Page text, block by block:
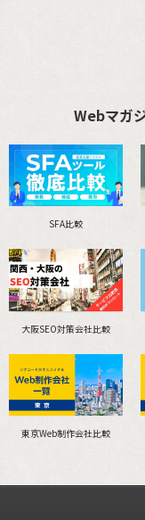
Webマガ
SFA比較
大阪SEO対策会社比較
東京Web制作会社比較